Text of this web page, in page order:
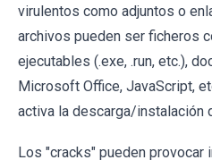
virulentos como adjuntos o
archivos pueden ser ficheros
ejecutables (.exe, .run, etc.),
Microsoft Office, JavaScript,
activa la descarga/instalación
Los "cracks" pueden provocar